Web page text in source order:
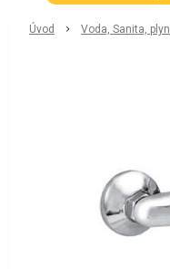
Úvod Voda, Sanita, plyn